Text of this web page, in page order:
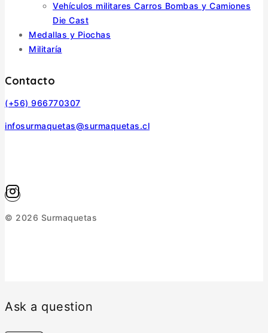
Vehículos militares Carros Bombas y Camiones
Die Cast
Medallas y Piochas
Militaría
Contacto
(+56) 966770307
infosurmaquetas@surmaquetas.cl
© 2026 Surmaquetas
Ask a question